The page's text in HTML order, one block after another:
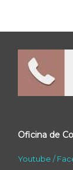
Oficina de
Youtube /